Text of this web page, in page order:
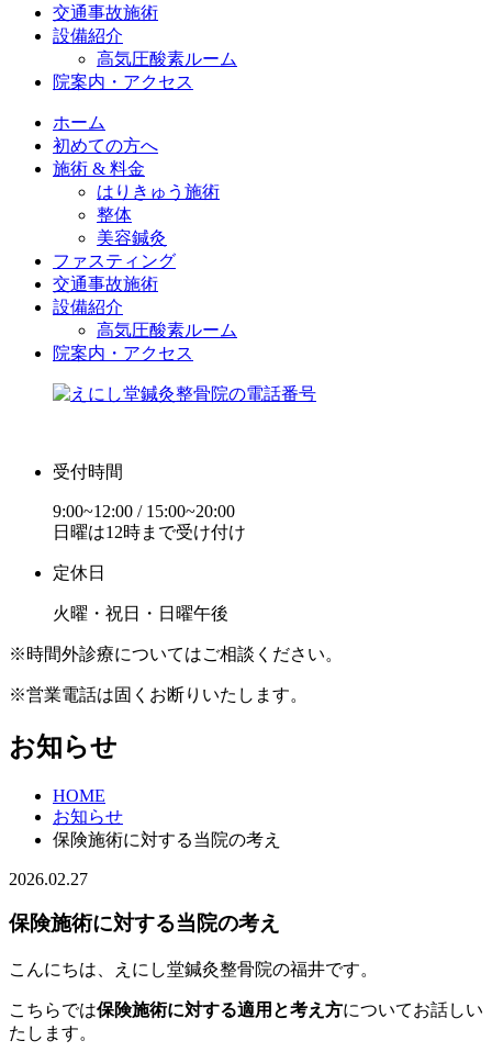
交通事故施術
設備紹介
高気圧酸素ルーム
院案内・アクセス
ホーム
初めての方へ
施術 & 料金
はりきゅう施術
整体
美容鍼灸
ファスティング
交通事故施術
設備紹介
高気圧酸素ルーム
院案内・アクセス
受付時間
9:00~12:00 / 15:00~20:00
日曜は12時まで受け付け
定休日
火曜・祝日・日曜午後
※時間外診療についてはご相談ください。
※営業電話は固くお断りいたします。
お知らせ
HOME
お知らせ
保険施術に対する当院の考え
2026.02.27
保険施術に対する当院の考え
こんにちは、えにし堂鍼灸整骨院の福井です。
こちらでは保険施術に対する適用と考え方についてお話しい
たします。